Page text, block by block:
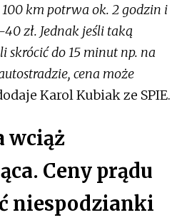
km potrwa ok. 2 godzin i
zł. Jednak jeśli taką
skrócić do 15 minut np. na
cena może
Karol Kubiak ze SPIE.
wciąż
Ceny prądu
niespodzianki